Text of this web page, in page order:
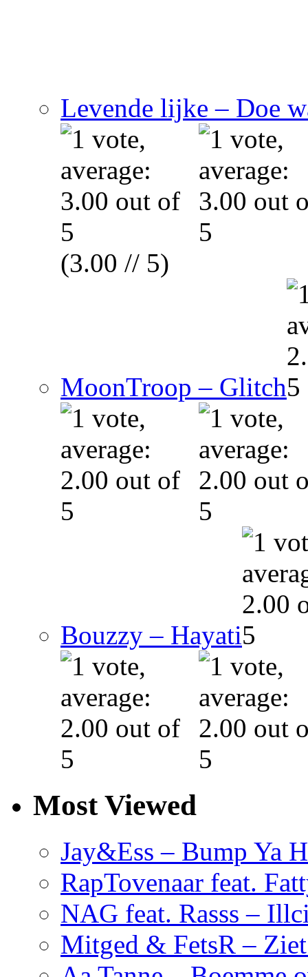
Levende lijke – Doe
(3.00 // 5)
MoonTroop – Glitch
Bouzzy – Hayati
Most Viewed
Jay&Ess – Bump Ya
RapTovenaar feat.
NAG feat. Rasss –
Mitged & FetsR –